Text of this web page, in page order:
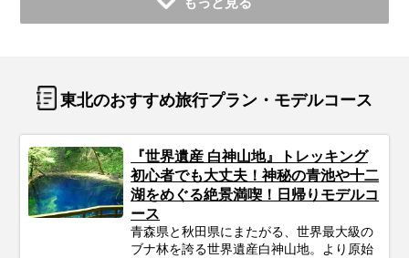
東北のおすすめ旅行プラン・モデルコース
『世界遺産 白神山地』トレッキング
初心者でも大丈夫！神秘の青池や十二
湖をめぐる絶景満喫！日帰りモデルコ
ース
青森県と秋田県にまたがる、世界最大級の
ブナ林を誇る世界遺産白神山地。より原始